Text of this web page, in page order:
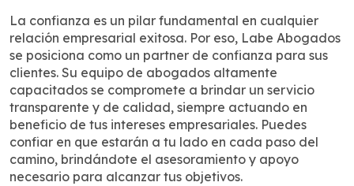
La confianza es un pilar fundamental en cualquier
relación empresarial exitosa. Por eso, Labe Abogados
se posiciona como un partner de confianza para sus
clientes. Su equipo de abogados altamente
capacitados se compromete a brindar un servicio
transparente y de calidad, siempre actuando en
beneficio de tus intereses empresariales. Puedes
confiar en que estarán a tu lado en cada paso del
camino, brindándote el asesoramiento y apoyo
necesario para alcanzar tus objetivos.